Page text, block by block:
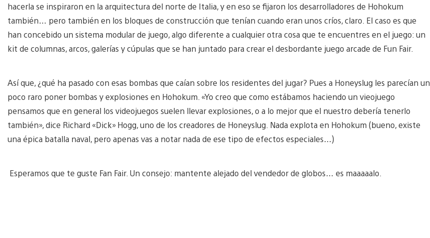
hacerla se inspiraron en la arquitectura del norte de Italia, y en eso se fijaron los desarrolladores de Hohokum
también… pero también en los bloques de construcción que tenían cuando eran unos críos, claro. El caso es que
han concebido un sistema modular de juego, algo diferente a cualquier otra cosa que te encuentres en el juego: un
kit de columnas, arcos, galerías y cúpulas que se han juntado para crear el desbordante juego arcade de Fun Fair.
Así que, ¿qué ha pasado con esas bombas que caían sobre los residentes del jugar? Pues a Honeyslug les parecían un
poco raro poner bombas y explosiones en Hohokum. «Yo creo que como estábamos haciendo un vieojuego
pensamos que en general los videojuegos suelen llevar explosiones, o a lo mejor que el nuestro debería tenerlo
también», dice Richard «Dick» Hogg, uno de los creadores de Honeyslug. Nada explota en Hohokum (bueno, existe
una épica batalla naval, pero apenas vas a notar nada de ese tipo de efectos especiales…)
Esperamos que te guste Fan Fair. Un consejo: mantente alejado del vendedor de globos… es maaaaalo.